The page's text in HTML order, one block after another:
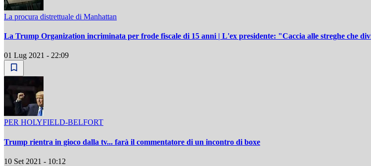
La procura distrettuale di Manhattan
La Trump Organization incriminata per frode fiscale di 15 anni | L'ex presidente: "Caccia alle streghe che
01 Lug 2021 - 22:09
PER HOLYFIELD-BELFORT
Trump rientra in gioco dalla tv... farà il commentatore di un incontro di boxe
10 Set 2021 - 10:12